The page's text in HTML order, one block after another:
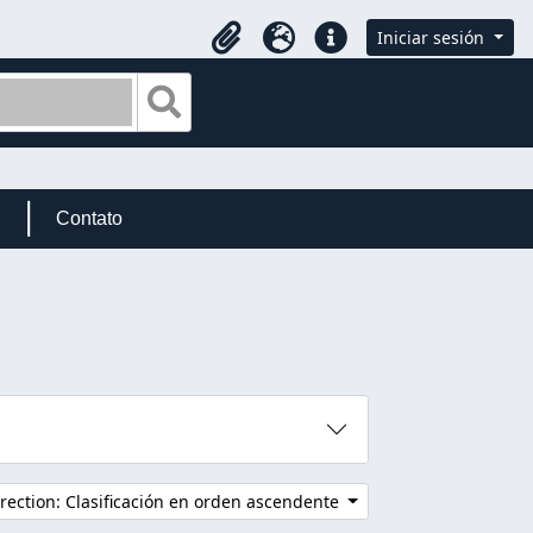
Portapapeles
IdiomaEnlaces rápidos
Iniciar sesión
Contato
Clasificación en orden ascendente